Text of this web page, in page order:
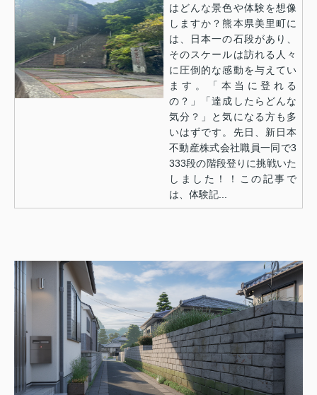
はどんな景色や体験を想像
しますか？熊本県美里町に
は、日本一の石段があり、
そのスケールは訪れる人々
に圧倒的な感動を与えてい
ます。「本当に登れる
の？」「達成したらどんな
気分？」と気になる方も多
いはずです。先日、新日本
不動産株式会社職員一同で3
333段の階段登りに挑戦いた
しました！！この記事で
は、体験記...